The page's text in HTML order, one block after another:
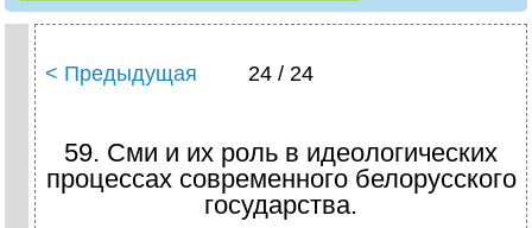
< Предыдущая 24 / 24
59. Сми и их роль в идеологических
процессах современного белорусского
государства.